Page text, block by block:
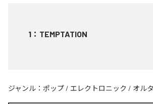
1 ： TEMPTATION
ジャンル： ポップ / エレクトロニック / オル